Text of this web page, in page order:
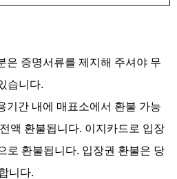
은 증명서류를 제지해 주셔야 무
습니다.
기간 내에 매표소에서 환불 가능
액 환불됩니다. 이지카드로 입장
로 환불됩니다. 입장권 환불은 당
니다.